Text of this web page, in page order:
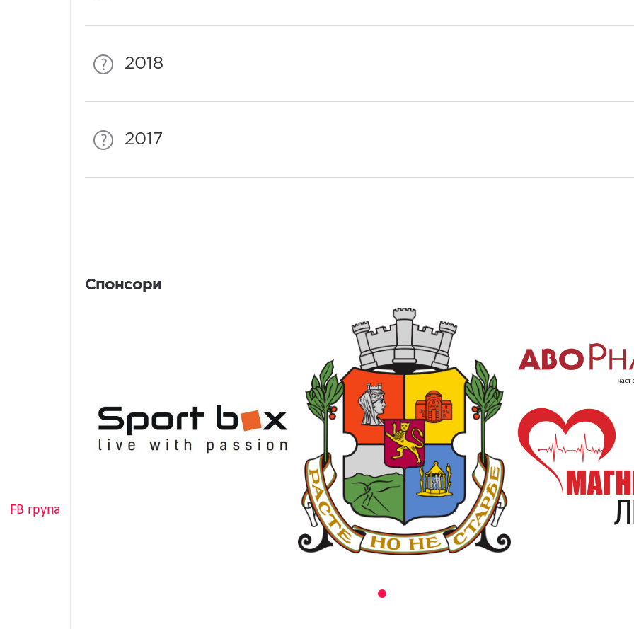
FB група
2018
2017
Спонсори